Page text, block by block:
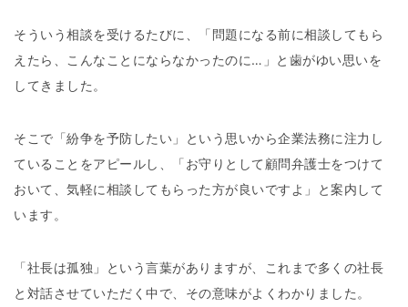
そういう相談を受けるたびに、「問題になる前に相談してもら
えたら、こんなことにならなかったのに…」と歯がゆい思いを
してきました。
そこで「紛争を予防したい」という思いから企業法務に注力し
ていることをアピールし、「お守りとして顧問弁護士をつけて
おいて、気軽に相談してもらった方が良いですよ」と案内して
います。
「社長は孤独」という言葉がありますが、これまで多くの社長
と対話させていただく中で、その意味がよくわかりました。